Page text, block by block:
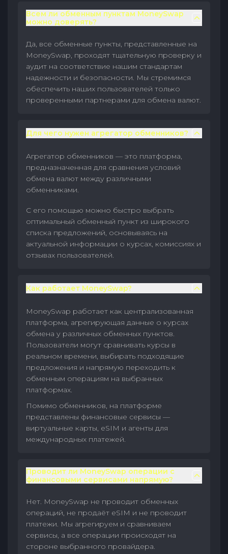
Всем ли обменным пунктам MoneySwap
можно доверять?
Да, все обменные пункты, представленные на
MoneySwap, проходят тщательную проверку и
аудит на соответствие нашим стандартам
надежности и безопасности. Мы стремимся
обеспечить наших пользователей только
проверенными партнерами для обмена валют.
Для чего нужен агрегатор обменников?
Агрегатор обменников — это платформа,
предназначенная для сравнения условий
обмена валют между различными
обменниками.
С его помощью можно быстро выбрать
оптимальный обменный пункт из широкого
списка предложений, основываясь на
актуальной информации о курсах, комиссиях и
отзывах пользователей.
Как работает MoneySwap?
MoneySwap работает как централизованная
платформа, агрегирующая данные о курсах
обмена у различных обменных пунктов.
Пользователи могут сравнивать курсы в
реальном времени, выбирать подходящие
предложения и напрямую переходить к
обменным операциям на выбранных
платформах.
Помимо обменников, на платформе
представлены финансовые сервисы —
виртуальные карты, eSIM и агенты для
международных платежей.
Проводит ли MoneySwap операции с
финансовыми сервисами напрямую?
Нет. MoneySwap не проводит обменных
операций, не продаёт eSIM и не проводит
платежи. Мы агрегируем и сравниваем
сервисы, а все операции происходят на
стороне выбранного провайдера.